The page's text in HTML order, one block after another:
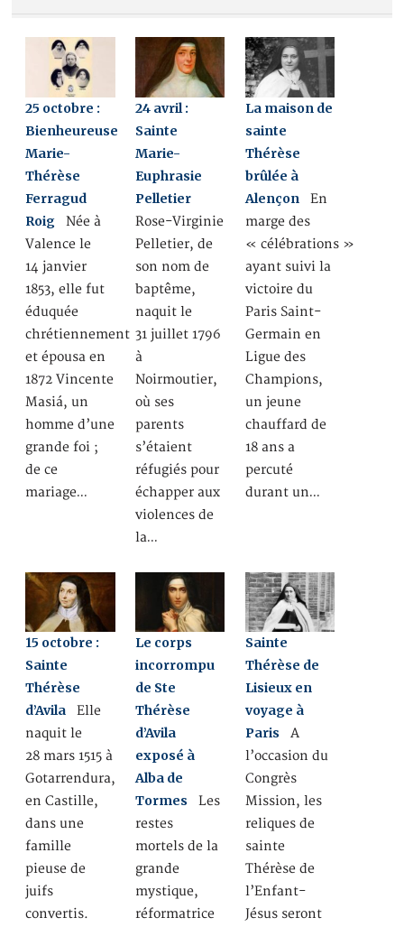
25 octobre :
Bienheureuse
Marie-
Thérèse
Ferragud
Roig Née à
Valence le
14 janvier
1853, elle fut
éduquée
chrétiennement
et épousa en
1872 Vincente
Masiá, un
homme d’une
grande foi ;
de ce
mariage…
24 avril :
Sainte
Marie-
Euphrasie
Pelletier
Rose-Virginie
Pelletier, de
son nom de
baptême,
naquit le
31 juillet 1796
à
Noirmoutier,
où ses
parents
s’étaient
réfugiés pour
échapper aux
violences de
la…
La maison de
sainte
Thérèse
brûlée à
Alençon En
marge des
« célébrations »
ayant suivi la
victoire du
Paris Saint-
Germain en
Ligue des
Champions,
un jeune
chauffard de
18 ans a
percuté
durant un…
15 octobre :
Sainte
Thérèse
d’Avila Elle
naquit le
28 mars 1515 à
Gotarrendura,
en Castille,
dans une
famille
pieuse de
juifs
convertis.
Le corps
incorrompu
de Ste
Thérèse
d’Avila
exposé à
Alba de
Tormes Les
restes
mortels de la
grande
mystique,
réformatrice
Sainte
Thérèse de
Lisieux en
voyage à
Paris A
l’occasion du
Congrès
Mission, les
reliques de
sainte
Thérèse de
l’Enfant-
Jésus seront